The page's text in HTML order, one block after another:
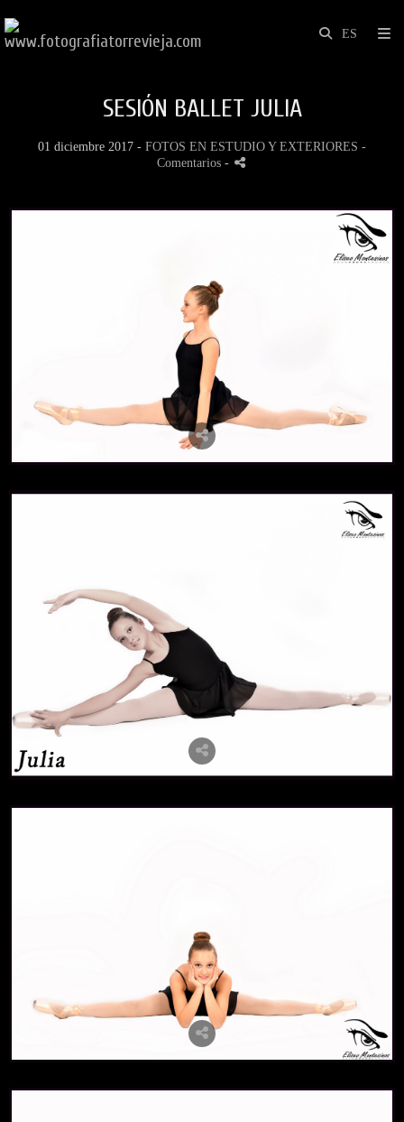
SESIÓN BALLET JULIA
01 diciembre 2017 - FOTOS EN ESTUDIO Y EXTERIORES -
Comentarios -